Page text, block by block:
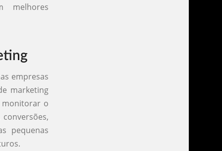
melhores
empresas
marketing
monitorar o
pequenas